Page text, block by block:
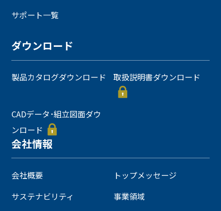
サポート一覧
ダウンロード
製品カタログダウンロード 取扱説明書ダウンロード
CADデータ･組立図面ダウ
ンロード
会社情報
会社概要
トップメッセージ
サステナビリティ
事業領域